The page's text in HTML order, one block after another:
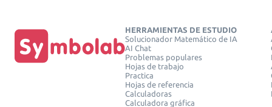
HERRAMIENTAS DE ESTUDIO
Solucionador Matemático de IA
AI Chat
Problemas populares
Hojas de trabajo
Practica
Hojas de referencia
Calculadoras
Calculadora gráfica